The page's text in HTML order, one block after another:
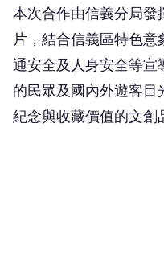
本次合作由信義分局發
片，結合信義區特色
通安全及人身安全等宣
的民眾及國內外遊客
紀念與收藏價值的文創